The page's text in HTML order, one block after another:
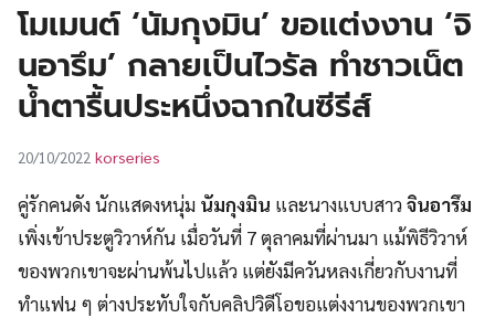
โมเมนต์ ‘นัมกุงมิน’ ขอแต่งงาน ‘จิ
นอารึม’ กลายเป็นไวรัล ทำชาวเน็ต
น้ำตารื้นประหนึ่งฉากในซีรีส์
20/10/2022 korseries
คู่รักคนดัง นักแสดงหนุ่ม นัมกุงมิน และนางแบบสาวจินอารึม
เพิ่งเข้าประตูวิวาห์กัน เมื่อวันที่ 7 ตุลาคมที่ผ่านมา แม้พิธีวิวาห์
ของพวกเขาจะผ่านพ้นไปแล้ว แต่ยังมีควันหลงเกี่ยวกับงานที่
ทำแฟน ๆ ต่างประทับใจกับคลิปวิดีโอขอแต่งงานของพวกเขา